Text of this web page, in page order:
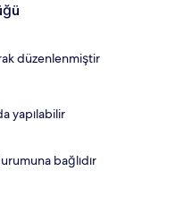
düzenlenmiştir
yapılabilir
bağlıdır